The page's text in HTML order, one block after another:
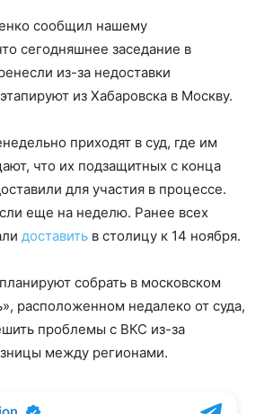
сообщил нашему
сегодняшнее заседание в
из-за недоставки
из Хабаровска в Москву.
приходят в суд, где им
что их подзащитных с конца
для участия в процессе.
еще на неделю. Ранее всех
доставить в столицу к 14 ноября.
собрать в московском
расположенном недалеко от суда,
проблемы с ВКС из-за
между регионами.